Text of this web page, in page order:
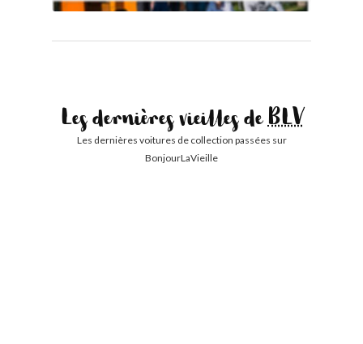
Les dernières vieilles deBLV
Les dernières voitures de collection passées sur
BonjourLaVieille